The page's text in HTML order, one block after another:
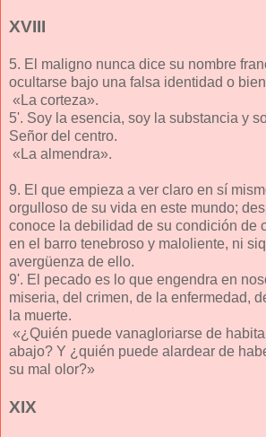
XVIII
5. El maligno nunca dice su nombre
ocultarse bajo una falsa identidad o
«La corteza».
5'. Soy la esencia, soy la substancia y
Señor del centro.
«La almendra».
9. El que empieza a ver claro en sí
orgulloso de su vida en este mundo;
conoce la debilidad de su condición de
en el barro tenebroso y maloliente, ni
avergüenza de ello.
9'. El pecado es lo que engendra en
miseria, del crimen, de la enfermedad,
la muerte.
«¿Quién puede vanagloriarse de
abajo? Y ¿quién puede alardear de
su mal olor?»
XIX